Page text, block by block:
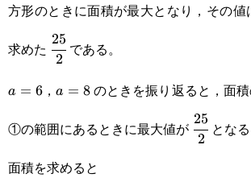
方形のときに面積が最大となり，その値
求めた \cfrac{25}
{2}
2
25
である。
a=6
a = 6， a=8
a = 8のときを振り返ると，面
①の範囲にあるときに最大値が \cfrac{25}
{2}
2
25
とな
面積を求めると